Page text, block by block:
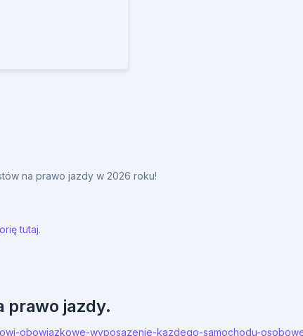
na prawo jazdy w 2026 roku!
tutaj.
prawo jazdy.
obowiazkowe-wyposazenie-kazdego-samochodu-